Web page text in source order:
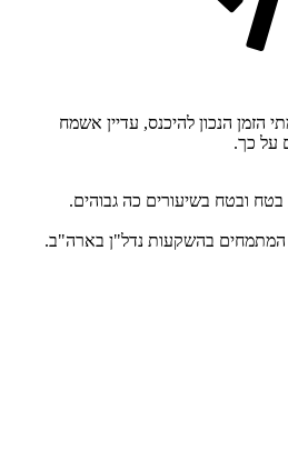
הזמן הנכון להיכנס, עדיין אשמח
על כך.